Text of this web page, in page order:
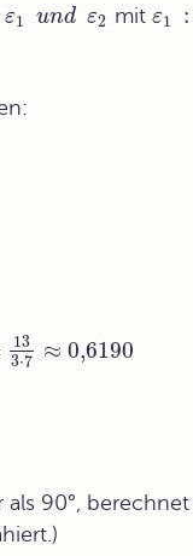
ε1 und ε2 mitε1 :
13
3⋅7 ≈ 0,6190
90°,